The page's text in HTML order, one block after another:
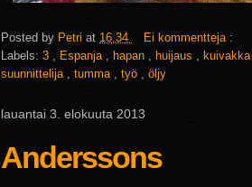
Posted by Petri at 16.34
Ei kommentteja :
Labels: 3 , Espanja , hapan , huijaus , kuivakka
suunnittelija , tumma , työ , öljy
lauantai 3. elokuuta 2013
Anderssons